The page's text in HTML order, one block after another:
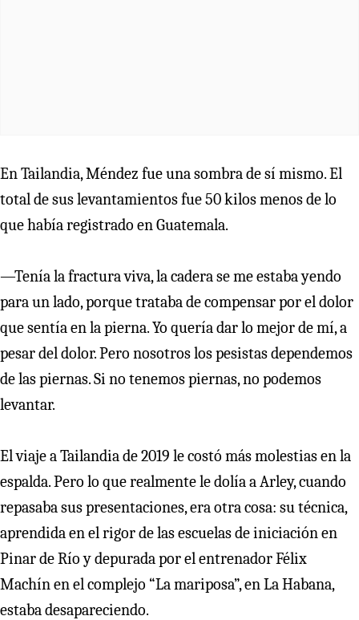
En Tailandia, Méndez fue una sombra de sí mismo. El
total de sus levantamientos fue 50 kilos menos de lo
que había registrado en Guatemala.
—Tenía la fractura viva, la cadera se me estaba yendo
para un lado, porque trataba de compensar por el dolor
que sentía en la pierna. Yo quería dar lo mejor de mí, a
pesar del dolor. Pero nosotros los pesistas dependemos
de las piernas. Si no tenemos piernas, no podemos
levantar.
El viaje a Tailandia de 2019 le costó más molestias en la
espalda. Pero lo que realmente le dolía a Arley, cuando
repasaba sus presentaciones, era otra cosa: su técnica,
aprendida en el rigor de las escuelas de iniciación en
Pinar de Río y depurada por el entrenador Félix
Machín en el complejo “La mariposa”, en La Habana,
estaba desapareciendo.